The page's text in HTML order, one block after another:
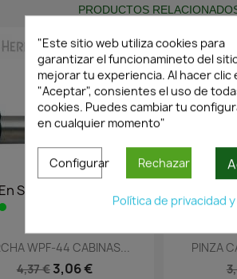
PRODUCTOS
Vista rápida
PINZA CABINA SANITARIA...
"Este sitio web utiliza cookies para
garantizar el funcionamineto del
mejorar tu experiencia. Al hacer clic
"Aceptar", consientes el uso de
cookies. Puedes cambiar tu
en cualquier momento"
Configurar Rechazar
Política de privacidad